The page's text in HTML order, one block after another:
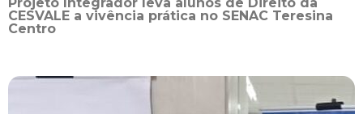
Projeto Integrador leva alunos de Direito da
CESVALE a vivência prática no SENAC Teresina
Centro